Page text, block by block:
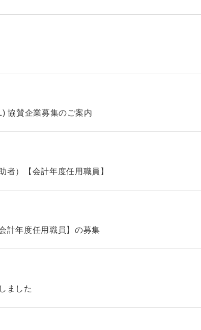
協賛企業募集のご案内
者）【会計年度任用職員】
計年度任用職員】の募集
ました